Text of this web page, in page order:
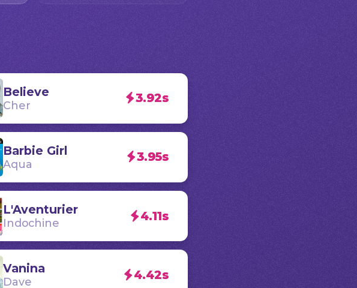
Believe
Cher 3.92s
Barbie Girl
Aqua 3.95s
L'Aventurier
Indochine 4.11s
Vanina
Dave 4.42s